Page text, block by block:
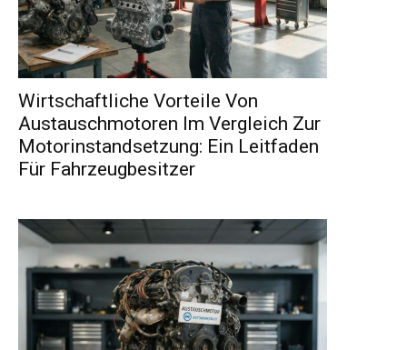
Wirtschaftliche Vorteile Von
Austauschmotoren Im Vergleich Zur
Motorinstandsetzung: Ein Leitfaden
Für Fahrzeugbesitzer